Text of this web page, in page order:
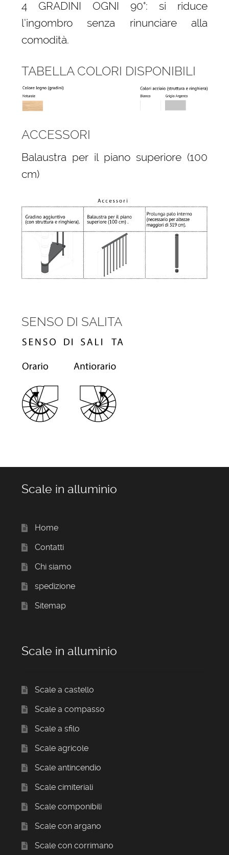
4 GRADINI OGNI 90°: si riduce
l’ingombro senza rinunciare alla
comodità.
TABELLA COLORI DISPONIBILI
ACCESSORI
Balaustra per il piano superiore (100
cm)
SENSO DI SALITA
Scale in alluminio
Home
Contatti
Chi siamo
spedizione
Sitemap
Scale in alluminio
Scale a castello
Scale a compasso
Scale a sfilo
Scale agricole
Scale antincendio
Scale cimiteriali
Scale componibili
Scale con argano
Scale con corrimano